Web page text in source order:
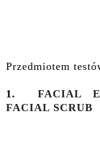
Przedmiotem
1.
FACIAL
FACIAL SCRUB